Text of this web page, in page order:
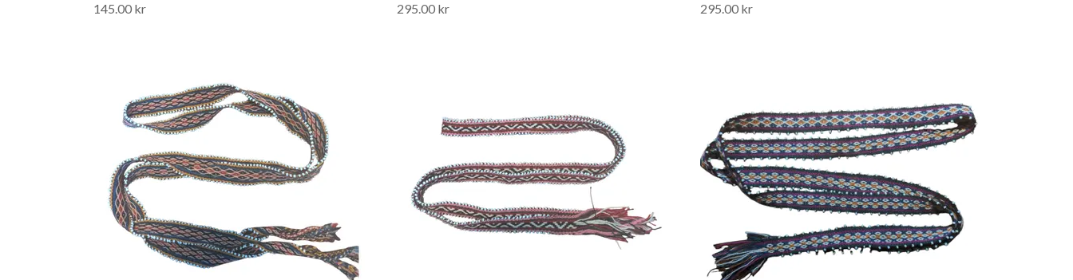
145.00 kr
295.00 kr
295.00 kr